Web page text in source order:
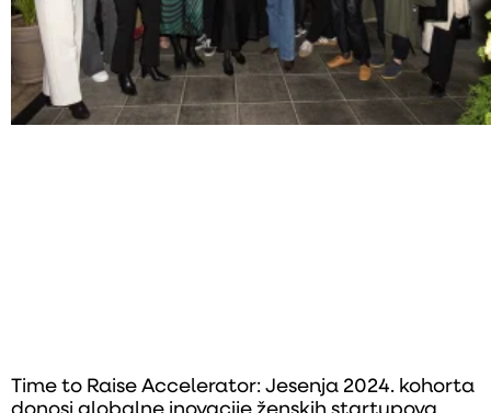
Time to Raise Accelerator: Jesenja 2024. kohorta